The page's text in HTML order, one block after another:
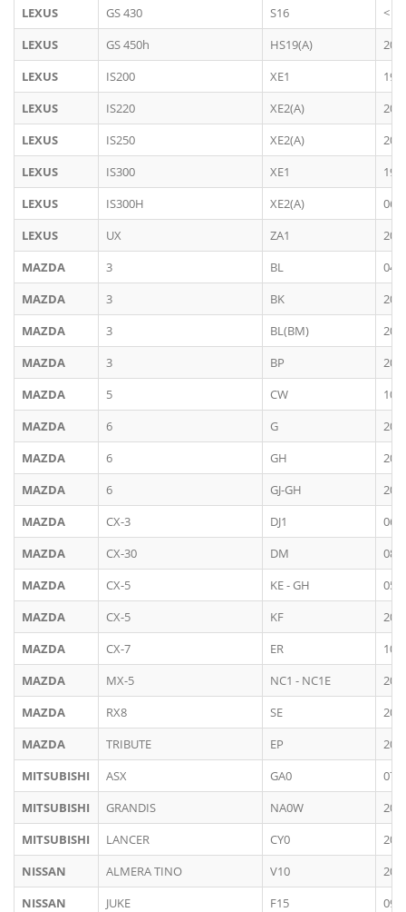
LEXUS GS 430 S16
<
LEXUS
GS 450h HS19(A)
LEXUS
IS200 XE1
LEXUS
IS220 XE2(A)
LEXUS
IS250 XE2(A)
LEXUS
IS300 XE1
LEXUS
IS300H XE2(A)
06/
LEXUS
UX ZA1
MAZDA
3 BL
04/
MAZDA
3 BK
MAZDA
3 BL(BM)
MAZDA
3 BP
MAZDA
5 CW
10/
MAZDA
6 G
MAZDA
6 GH
MAZDA
6 GJ-GH
MAZDA
CX-3 DJ1
06/
MAZDA
CX-30 DM
08/
MAZDA
CX-5 KE - GH
05/
MAZDA
CX-5 KF
MAZDA
CX-7 ER
10/
MAZDA
MX-5 NC1 - NC1E
MAZDA
RX8 SE
MAZDA
TRIBUTE EP
MITSUBISHI
ASX GA0
07/
MITSUBISHI
GRANDIS NA0W
MITSUBISHI
LANCER CY0
NISSAN
ALMERA TINO V10
NISSAN
JUKE F15
09/